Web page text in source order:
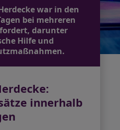
war in den
bei mehreren
darunter
Hilfe und
innerhalb